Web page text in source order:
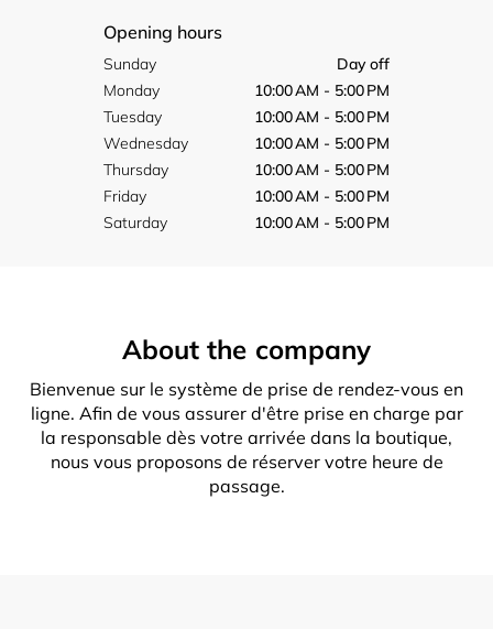
Opening hours
Sunday
Day off
Monday
10:00 AM - 5:00 PM
Tuesday
10:00 AM - 5:00 PM
Wednesday
10:00 AM - 5:00 PM
Thursday
10:00 AM - 5:00 PM
Friday
10:00 AM - 5:00 PM
Saturday
10:00 AM - 5:00 PM
About the company
Bienvenue sur le système de prise de rendez-vous en
ligne. Afin de vous assurer d'être prise en charge par
la responsable dès votre arrivée dans la boutique,
nous vous proposons de réserver votre heure de
passage.